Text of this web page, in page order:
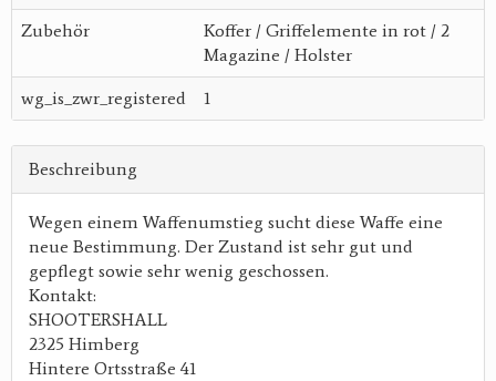
Zubehör
Koffer / Griffelemente in rot / 2
Magazine / Holster
wg_is_zwr_registered 1
Beschreibung
Wegen einem Waffenumstieg sucht diese Waffe eine
neue Bestimmung. Der Zustand ist sehr gut und
gepflegt sowie sehr wenig geschossen.
Kontakt:
SHOOTERSHALL
2325 Himberg
Hintere Ortsstraße 41